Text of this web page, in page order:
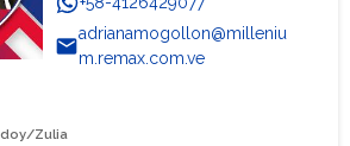
WhatsApp
email
adrianamogollon@milleniu
m.remax.com.ve
Zulia